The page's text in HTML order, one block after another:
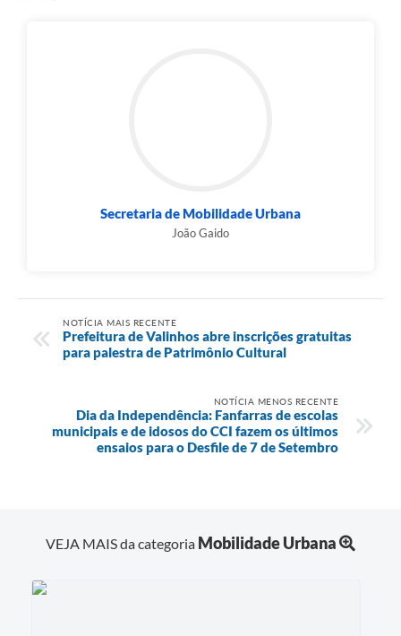
Secretaria de Mobilidade Urbana
João Gaido
NOTÍCIA MAIS RECENTE
Prefeitura de Valinhos abre inscrições gratuitas
para palestra de Patrimônio Cultural
NOTÍCIA MENOS RECENTE
Dia da Independência: Fanfarras de escolas
municipais e de idosos do CCI fazem os últimos
ensaios para o Desfile de 7 de Setembro
VEJA MAIS da categoria Mobilidade Urbana